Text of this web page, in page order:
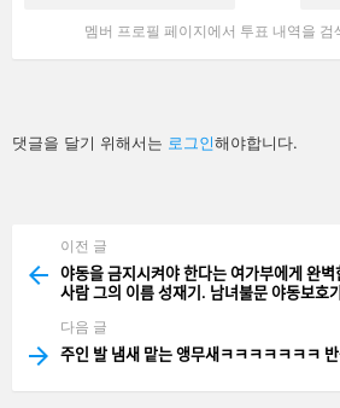
멤버 프로필 페이지에서 투표 내역을 검
답
글
댓글을 달기 위해서는 로그인해야합니다.
more
이전 글
야동을 금지시켜야 한다는 여가부에게
사람 그의 이름 성재기. 남녀불문
다음 글
주인 발 냄새 맡는 앵무새ㅋㅋㅋㅋㅋㅋㅋ